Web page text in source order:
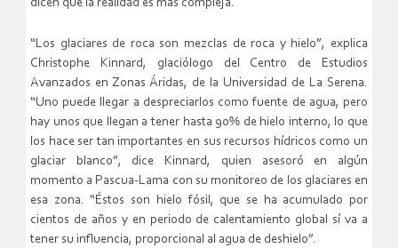
dicen que la realidad es más compleja.
“Los glaciares de roca son mezclas de roca y hielo”, explica
Christophe Kinnard, glaciólogo del Centro de Estudios
Avanzados en Zonas Áridas, de la Universidad de La Serena.
“Uno puede llegar a despreciarlos como fuente de agua, pero
hay unos que llegan a tener hasta 90% de hielo interno, lo que
los hace ser tan importantes en sus recursos hídricos como un
glaciar blanco”, dice Kinnard, quien asesoró en algún
momento a Pascua-Lama con su monitoreo de los glaciares en
esa zona. “Éstos son hielo fósil, que se ha acumulado por
cientos de años y en periodo de calentamiento global sí va a
tener su influencia, proporcional al agua de deshielo”.